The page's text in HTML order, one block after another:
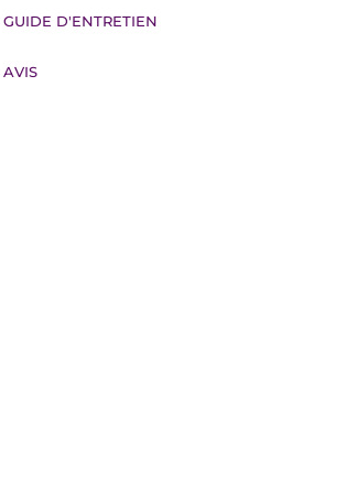
GUIDE D'ENTRETIEN
AVIS